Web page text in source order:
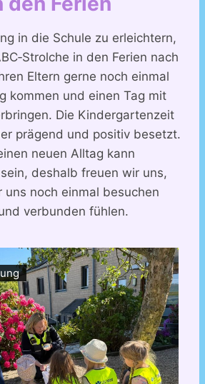
in die Schule zu erleichtern,
in den Ferien nach
Eltern gerne noch einmal
kommen und einen Tag mit
Die Kindergartenzeit
prägend und positiv besetzt.
neuen Alltag kann
deshalb freuen wir uns,
noch einmal besuchen
verbunden fühlen.